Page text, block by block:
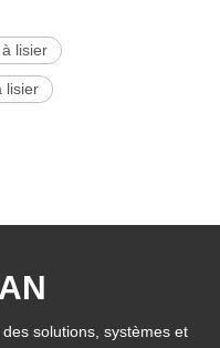
lisier
lisier
solutions, systèmes et